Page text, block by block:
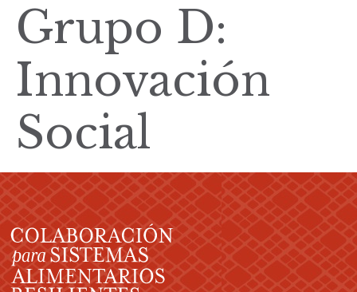
Grupo D:
Innovación
Social